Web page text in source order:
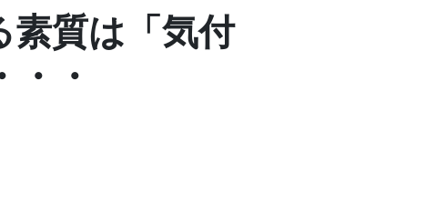
素質は「気付
・